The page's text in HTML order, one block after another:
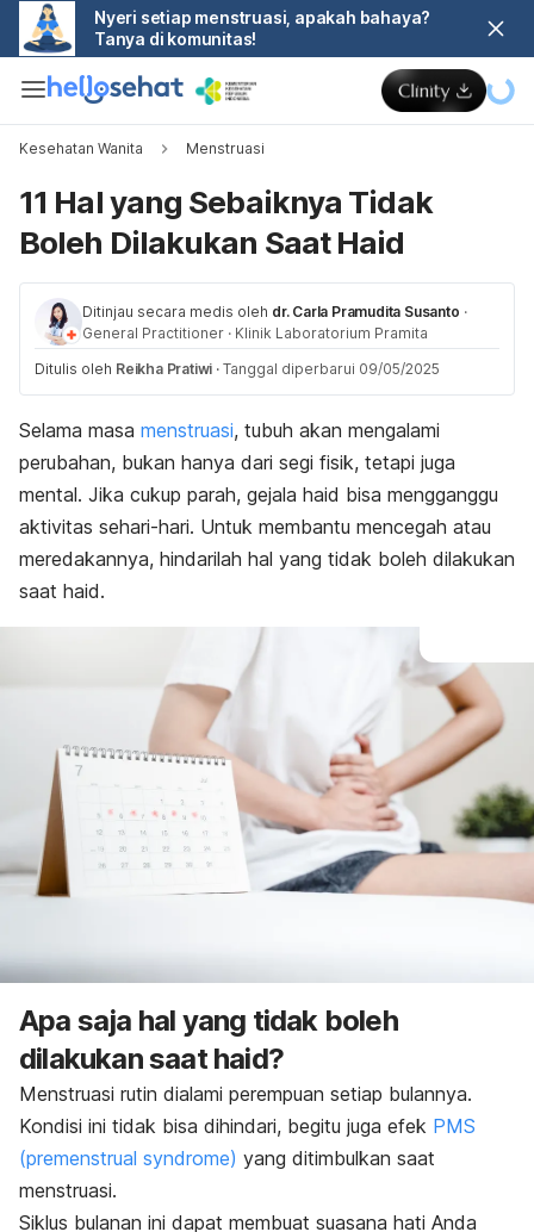
Nyeri setiap menstruasi, apakah bahaya?
Tanya di komunitas!
Kesehatan Wanita Menstruasi
11 Hal yang Sebaiknya Tidak
Boleh Dilakukan Saat Haid
Ditinjau secara medis oleh dr. Carla Pramudita Susanto ·
General Practitioner · Klinik Laboratorium Pramita
Ditulis oleh Reikha Pratiwi · Tanggal diperbarui 09/05/2025
Selama masa menstruasi, tubuh akan mengalami
perubahan, bukan hanya dari segi fisik, tetapi juga
mental. Jika cukup parah, gejala haid bisa mengganggu
aktivitas sehari-hari. Untuk membantu mencegah atau
meredakannya, hindarilah hal yang tidak boleh dilakukan
saat haid.
Apa saja hal yang tidak boleh
dilakukan saat haid?
Menstruasi rutin dialami perempuan setiap bulannya.
Kondisi ini tidak bisa dihindari, begitu juga efek PMS
(premenstrual syndrome) yang ditimbulkan saat
menstruasi.
Siklus bulanan ini dapat membuat suasana hati Anda